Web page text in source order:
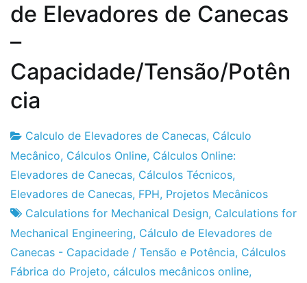
de Elevadores de Canecas
–
Capacidade/Tensão/Potên
cia
1
de
Abril
de
2012
Calculo de Elevadores de Canecas, Cálculo
Mecânico, Cálculos Online, Cálculos Online:
Elevadores de Canecas, Cálculos Técnicos,
Elevadores de Canecas, FPH, Projetos Mecânicos
Calculations for Mechanical Design, Calculations for
Mechanical Engineering, Cálculo de Elevadores de
Canecas - Capacidade / Tensão e Potência, Cálculos
Fábrica do Projeto, cálculos mecânicos online,